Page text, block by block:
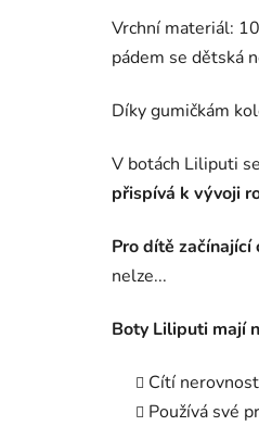
Vrchní materiál:
pádem se dětská
Díky gumičkám
V botách Liliputi
přispívá k vývoji
Pro dítě začínající
nelze...
Boty Liliputi mají
Cítí
Používá své